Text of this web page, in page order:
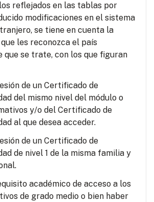
reflejados en las tablas por
modificaciones en el sistema
se tiene en cuenta la
les reconozca el país
que se trate, con los que figuran
de un Certificado de
del mismo nivel del módulo o
y/o del Certificado de
al que desea acceder.
de un Certificado de
de nivel 1 de la misma familia y
académico de acceso a los
de grado medio o bien haber